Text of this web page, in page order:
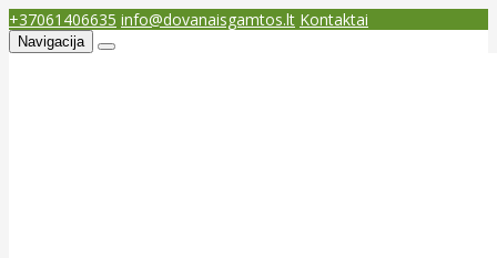
+37061406635 info@dovanaisgamtos.lt Kontaktai
Navigacija